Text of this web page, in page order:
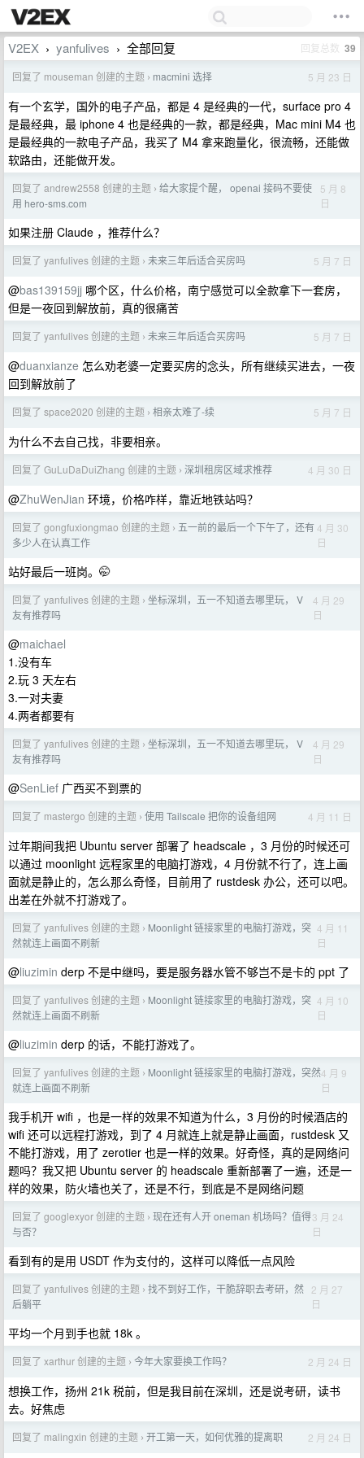
V2EX › yanfulives › 全部回复 回复总数 39
回复了 mouseman 创建的主题 › macmini 选择 5 月 23 日
有一个玄学，国外的电子产品，都是 4 是经典的一代，surface pro 4
是最经典，最 iphone 4 也是经典的一款，都是经典，Mac mini M4 也
是最经典的一款电子产品，我买了 M4 拿来跑量化，很流畅，还能做
软路由，还能做开发。
回复了 andrew2558 创建的主题 › 给大家提个醒， openai 接码不要使
用 hero-sms.com
5 月 8
日
如果注册 Claude ，推荐什么？
回复了 yanfulives 创建的主题 › 未来三年后适合买房吗 5 月 7 日
@bas139159jj 哪个区，什么价格，南宁感觉可以全款拿下一套房，
但是一夜回到解放前，真的很痛苦
回复了 yanfulives 创建的主题 › 未来三年后适合买房吗 5 月 7 日
@duanxianze 怎么劝老婆一定要买房的念头，所有继续买进去，一夜
回到解放前了
回复了 space2020 创建的主题 › 相亲太难了-续 5 月 7 日
为什么不去自己找，非要相亲。
回复了 GuLuDaDuiZhang 创建的主题 › 深圳租房区域求推荐 4 月 30 日
@ZhuWenJian 环境，价格咋样，靠近地铁站吗？
回复了 gongfuxiongmao 创建的主题 › 五一前的最后一个下午了，还有
多少人在认真工作
4 月 30
日
站好最后一班岗。🤭
回复了 yanfulives 创建的主题 › 坐标深圳，五一不知道去哪里玩， V
友有推荐吗
4 月 29
日
@maichael
1.没有车
2.玩 3 天左右
3.一对夫妻
4.两者都要有
回复了 yanfulives 创建的主题 › 坐标深圳，五一不知道去哪里玩， V
友有推荐吗
4 月 29
日
@SenLief 广西买不到票的
回复了 mastergo 创建的主题 › 使用 Tailscale 把你的设备组网 4 月 11 日
过年期间我把 Ubuntu server 部署了 headscale ，3 月份的时候还可
以通过 moonlight 远程家里的电脑打游戏，4 月份就不行了，连上画
面就是静止的，怎么那么奇怪，目前用了 rustdesk 办公，还可以吧。
出差在外就不打游戏了。
回复了 yanfulives 创建的主题 › Moonlight 链接家里的电脑打游戏，突
然就连上画面不刷新
4 月 11
日
@liuzimin derp 不是中继吗，要是服务器水管不够岂不是卡的 ppt 了
回复了 yanfulives 创建的主题 › Moonlight 链接家里的电脑打游戏，突
然就连上画面不刷新
4 月 10
日
@liuzimin derp 的话，不能打游戏了。
回复了 yanfulives 创建的主题 › Moonlight 链接家里的电脑打游戏，突然
就连上画面不刷新
4 月 9
日
我手机开 wifi ，也是一样的效果不知道为什么，3 月份的时候酒店的
wifi 还可以远程打游戏，到了 4 月就连上就是静止画面，rustdesk 又
不能打游戏，用了 zerotier 也是一样的效果。好奇怪，真的是网络问
题吗？我又把 Ubuntu server 的 headscale 重新部署了一遍，还是一
样的效果，防火墙也关了，还是不行，到底是不是网络问题
回复了 googlexyor 创建的主题 › 现在还有人开 oneman 机场吗？值得
与否？
3 月 24
日
看到有的是用 USDT 作为支付的，这样可以降低一点风险
回复了 yanfulives 创建的主题 › 找不到好工作，干脆辞职去考研，然
后躺平
2 月 27
日
平均一个月到手也就 18k 。
回复了 xarthur 创建的主题 › 今年大家要换工作吗？ 2 月 24 日
想换工作，扬州 21k 税前，但是我目前在深圳，还是说考研，读书
去。好焦虑
回复了 malingxin 创建的主题 › 开工第一天，如何优雅的提离职 2 月 24 日